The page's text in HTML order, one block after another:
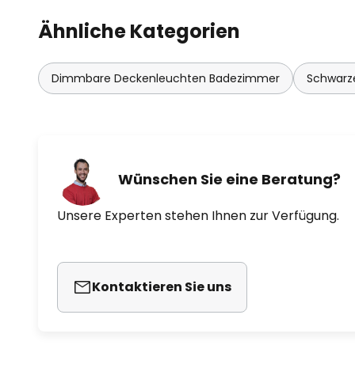
- weiterhin über
ausschaltbar
- Steuerung via Bluetooth-
kostenloser Nordlux Smart
Timer-Funktion,
Ähnliche Kategorien
Dimmbare Deckenleuchten Badezimmer
Wünschen Sie eine Beratung?
Unsere Experten stehen Ihnen zur Verfügung.
Kontaktieren Sie uns